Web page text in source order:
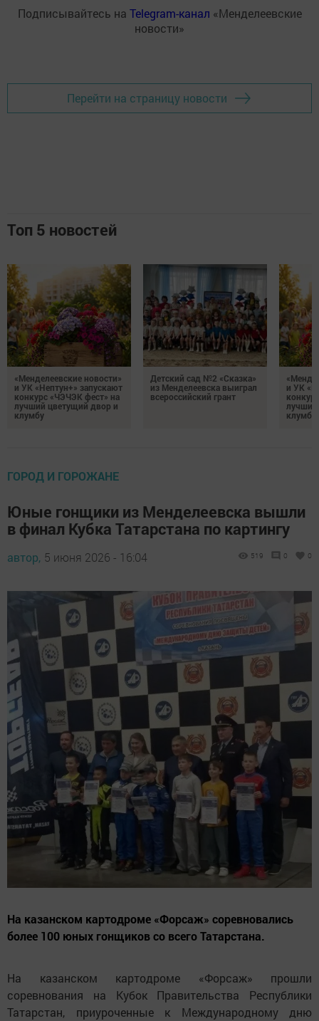
Подписывайтесь на Telegram-канал «Менделеевские
новости»
Перейти на страницу новости
Топ 5 новостей
«Менделеевские новости»
и УК «Нептун+» запускают
конкурс «ЧЭЧЭК фест» на
лучший цветущий двор и
клумбу
Детский сад №2 «Сказка»
из Менделеевска выиграл
всероссийский грант
и УК
клумбу
ГОРОД И ГОРОЖАНЕ
Юные гонщики из Менделеевска вышли
в финал Кубка Татарстана по картингу
автор, 5 июня 2026 - 16:04 519 0 0
На казанском картодроме «Форсаж» соревновались
более 100 юных гонщиков со всего Татарстана.
На казанском картодроме «Форсаж» прошли
соревнования на Кубок Правительства Республики
Татарстан, приуроченные к Международному дню